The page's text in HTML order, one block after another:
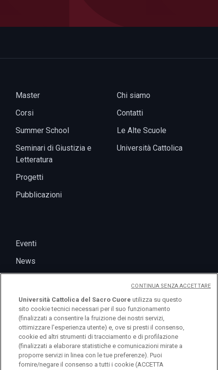
Master
Corsi
Summer School
Seminari di Giustizia e
Letteratura
Progetti
Pubblicazioni
Chi siamo
Contatti
Le Alte Scuole
Università Cattolica
Eventi
News
logo UC
Università Cattolica del Sacro Cuore utilizza su questo
sito cookie tecnici necessari per il suo funzionamento
(finalizzati a consentire la fruizione dei nostri servizi,
ottimizzare l'esperienza utente) e, ove si presti il consenso,
cookie ed altri strumenti di tracciamento e di profilazione
(finalizzati a elaborare statistiche e comunicazioni mirate a
proporre servizi in linea con le tue preferenze). Puoi
fornire/negare il consenso a tutti i cookie (ACCETTA
CONTINUA SENZA ACCETTARE